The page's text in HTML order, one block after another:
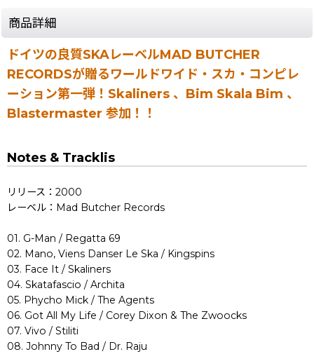
商品詳細
ドイツの良質SKAレーベルMAD BUTCHER
RECORDSが贈るワールドワイド・スカ・コンピレ
ーション第一弾！Skaliners 、Bim Skala Bim 、
Blastermaster 参加！！
Notes & Tracklis
リリース：2000
レーベル：Mad Butcher Records
01. G-Man / Regatta 69
02. Mano, Viens Danser Le Ska / Kingspins
03. Face It / Skaliners
04. Skatafascio / Archita
05. Phycho Mick / The Agents
06. Got All My Life / Corey Dixon & The Zwoocks
07. Vivo / Stiliti
08. Johnny To Bad / Dr. Raju